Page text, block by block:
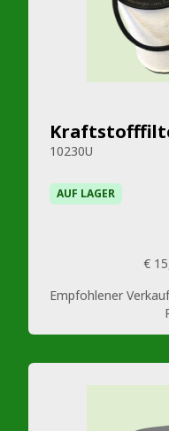
10230U
AUF LAGER
€
Empfohlener